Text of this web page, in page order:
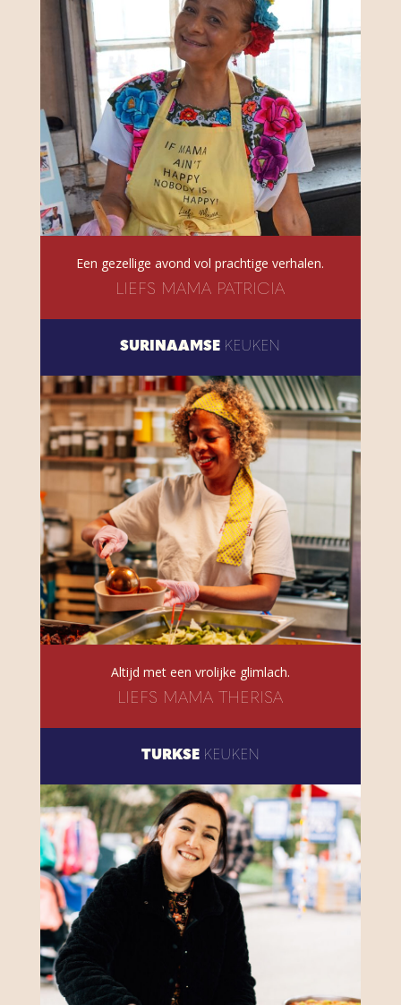
Een gezellige avond vol prachtige verhalen.
LIEFS MAMA PATRICIA
SURINAAMSE KEUKEN
Altijd met een vrolijke glimlach.
LIEFS MAMA THERISA
TURKSE KEUKEN